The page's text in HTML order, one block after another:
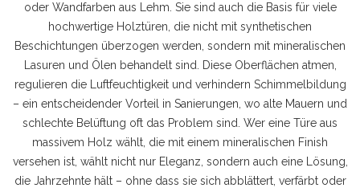
oder Wandfarben aus Lehm. Sie sind auch die Basis für viele
hochwertige Holztüren, die nicht mit synthetischen
Beschichtungen überzogen werden, sondern mit mineralischen
Lasuren und Ölen behandelt sind. Diese Oberflächen atmen,
regulieren die Luftfeuchtigkeit und verhindern Schimmelbildung
– ein entscheidender Vorteil in Sanierungen, wo alte Mauern und
schlechte Belüftung oft das Problem sind. Wer eine Türe aus
massivem Holz wählt, die mit einem mineralischen Finish
versehen ist, wählt nicht nur Eleganz, sondern auch eine Lösung,
die Jahrzehnte hält – ohne dass sie sich abblättert, verfärbt oder